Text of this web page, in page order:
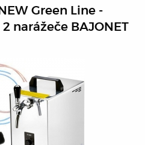
Green Line -
narážeče BAJONET